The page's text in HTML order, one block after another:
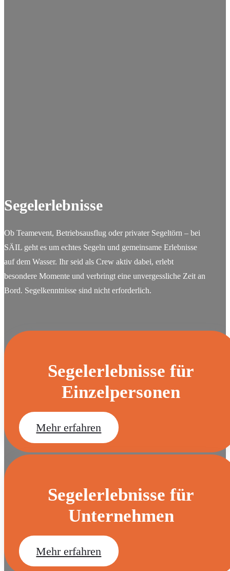
Segelerlebnisse
Ob Teamevent, Betriebsausflug oder privater Segeltörn – bei
SÄIL geht es um echtes Segeln und gemeinsame Erlebnisse
auf dem Wasser. Ihr seid als Crew aktiv dabei, erlebt
besondere Momente und verbringt eine unvergessliche Zeit an
Bord. Segelkenntnisse sind nicht erforderlich.
Segelerlebnisse für
Einzelpersonen
Mehr erfahren
Segelerlebnisse für
Unternehmen
Mehr erfahren